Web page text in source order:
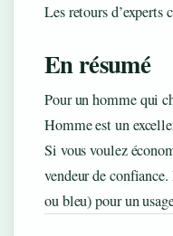
Les retours
En résumé
Pour un homme qui
Homme est un
Si vous voulez
vendeur de
ou bleu) pour un